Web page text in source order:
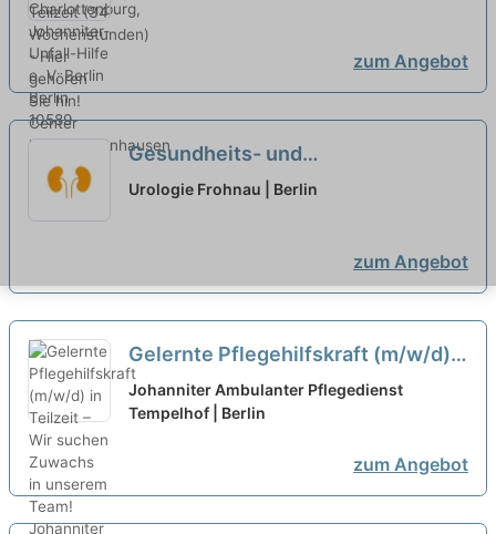
gehören Sie hin!
zum Angebot
Gesundheits- und
Krankenpfleger:in (m/w/d) in
Urologie Frohnau | Berlin
zum Angebot
Gelernte Pflegehilfskraft (m/w/d)
in Teilzeit – Wir suchen Zuwachs in
unserem Team!
Johanniter Ambulanter Pflegedienst
Tempelhof | Berlin
zum Angebot